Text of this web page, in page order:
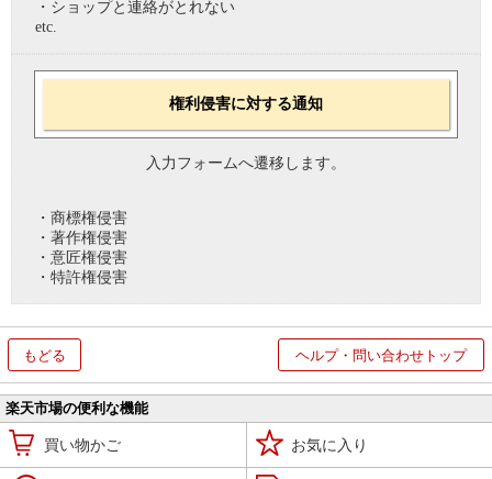
・ショップと連絡がとれない
etc.
権利侵害に対する通知
入力フォームへ遷移します。
・商標権侵害
・著作権侵害
・意匠権侵害
・特許権侵害
もどる ヘルプ・問い合わせトップ
楽天市場の便利な機能
買い物かご お気に入り